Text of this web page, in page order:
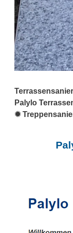
Palylo
✹